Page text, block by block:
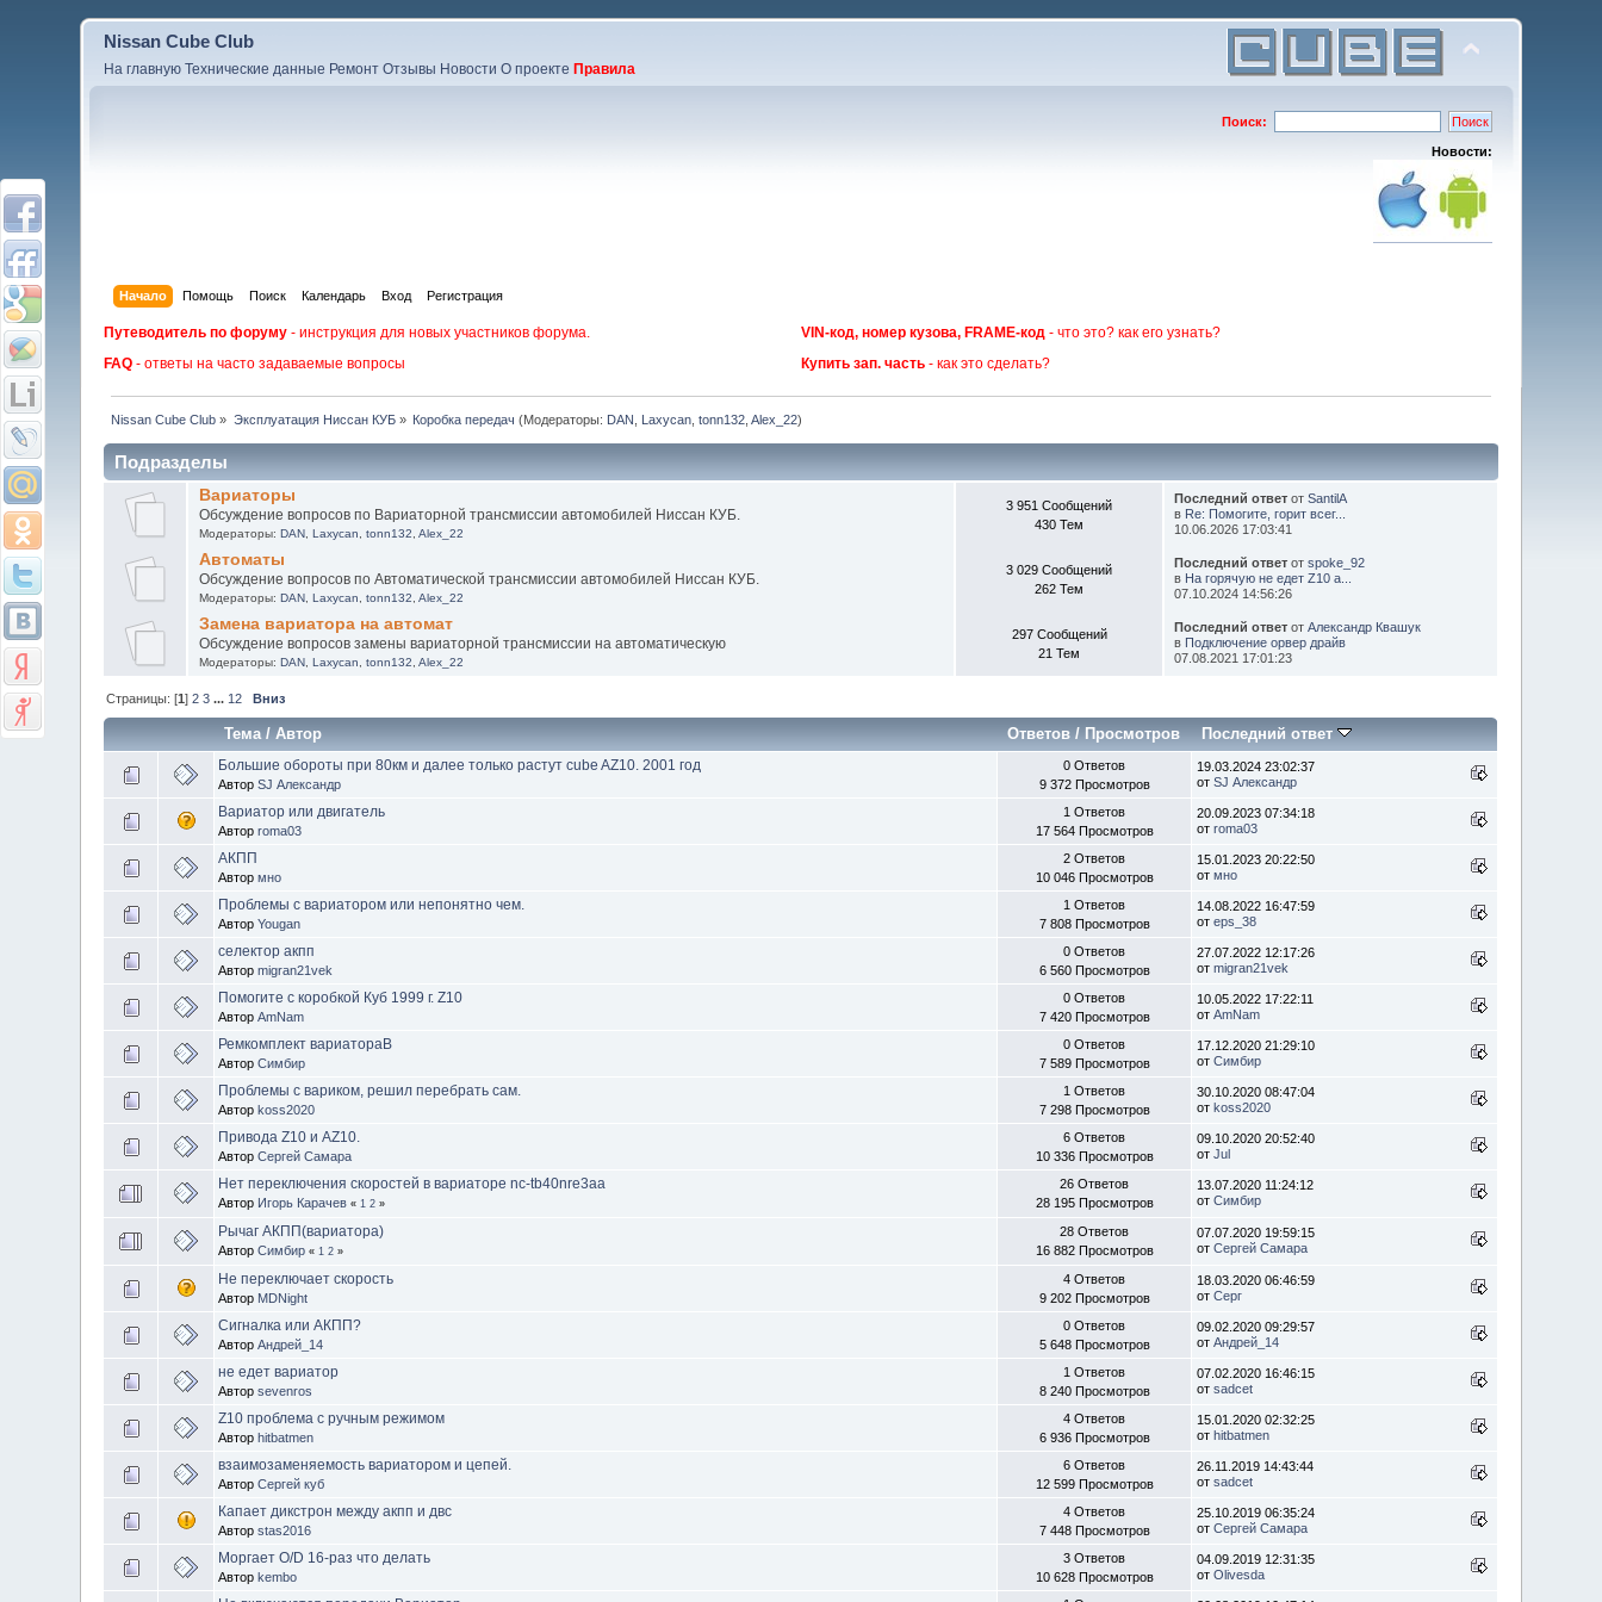
Nissan Cube Club
На главную Технические данные Ремонт Отзывы Новости О проекте Правила
Поиск:
Новости:
Начало Помощь Поиск Календарь Вход Регистрация
Путеводитель по форуму - инструкция для новых участников форума. VIN-код, номер кузова, FRAME-код - что это? как его узнать?
FAQ - ответы на часто задаваемые вопросы Купить зап. часть - как это сделать?
Nissan Cube Club » Эксплуатация Ниссан КУБ» Коробка передач (Модераторы: DAN Laxycan ,tonn132 ,Alex_22)
Подразделы
Вариаторы
Обсуждение вопросов по Вариаторной трансмиссии автомобилей Ниссан КУБ.
Модераторы: DAN, Laxycan tonn132 Alex_22
3 951 Сообщений
430 Тем
Последний ответот SantilA
в Re: Помогите, горит всег...
10.06.2026 17:03:41
Автоматы
Обсуждение вопросов по Автоматической трансмиссии автомобилей Ниссан КУБ.
Модераторы: DAN, Laxycan tonn132 Alex_22
3 029 Сообщений
262 Тем
Последний ответот spoke_92
в На горячую не едет Z10 а...
07.10.2024 14:56:26
Замена вариатора на автомат
Обсуждение вопросов замены вариаторной трансмиссии на автоматическую
Модераторы: DAN, Laxycan tonn132 Alex_22
297 Сообщений
21 Тем
Последний ответот Александр Квашук
в Подключение орвер драйв
07.08.2021 17:01:23
Страницы: [1]2 3 ... 12 Вниз
Тема/Автор Ответов / Просмотров Последний ответ
Большие обороты при 80км и далее только растут cube AZ10. 2001 год
АвторSJ Александр
0 Ответов
9 372 Просмотров
19.03.2024 23:02:37
отSJ Александр
Вариатор или двигатель
Авторroma03
1 Ответов
17 564 Просмотров
20.09.2023 07:34:18
отroma03
АКПП
Автормно
2 Ответов
10 046 Просмотров
15.01.2023 20:22:50
отмно
Проблемы с вариатором или непонятно чем.
АвторYougan
1 Ответов
7 808 Просмотров
14.08.2022 16:47:59
отeps_38
селектор акпп
Авторmigran21vek
0 Ответов
6 560 Просмотров
27.07.2022 12:17:26
отmigran21vek
Помогите с коробкой Куб 1999 г. Z10
АвторAmNam
0 Ответов
7 420 Просмотров
10.05.2022 17:22:11
отAmNam
Ремкомплект вариатораВ
АвторСимбир
0 Ответов
7 589 Просмотров
17.12.2020 21:29:10
отСимбир
Проблемы с вариком, решил перебрать сам.
Авторkoss2020
1 Ответов
7 298 Просмотров
30.10.2020 08:47:04
отkoss2020
Привода Z10 и AZ10.
АвторСергей Самара
6 Ответов
10 336 Просмотров
09.10.2020 20:52:40
отJul
Нет переключения скоростей в вариаторе nc-tb40nre3aa
Автор Игорь Карачев «1 2 »
26 Ответов
28 195 Просмотров
13.07.2020 11:24:12
отСимбир
Рычаг АКПП(вариатора)
АвторСимбир «1 2 »
28 Ответов
16 882 Просмотров
07.07.2020 19:59:15
отСергей Самара
Не переключает скорость
Автор MDNight
4 Ответов
9 202 Просмотров
18.03.2020 06:46:59
отСерг
Сигналка или АКПП?
АвторАндрей_14
0 Ответов
5 648 Просмотров
09.02.2020 09:29:57
отАндрей_14
не едет вариатор
Авторsevenros
1 Ответов
8 240 Просмотров
07.02.2020 16:46:15
отsadcet
Z10 проблема с ручным режимом
Авторhitbatmen
4 Ответов
6 936 Просмотров
15.01.2020 02:32:25
отhitbatmen
взаимозаменяемость вариатором и цепей.
АвторСергей куб
6 Ответов
12 599 Просмотров
26.11.2019 14:43:44
отsadcet
Капает дикстрон между акпп и двс
Авторstas2016
4 Ответов
7 448 Просмотров
25.10.2019 06:35:24
отСергей Самара
Моргает O/D 16-раз что делать
Авторkembo
3 Ответов
10 628 Просмотров
04.09.2019 12:31:35
отOlivesda